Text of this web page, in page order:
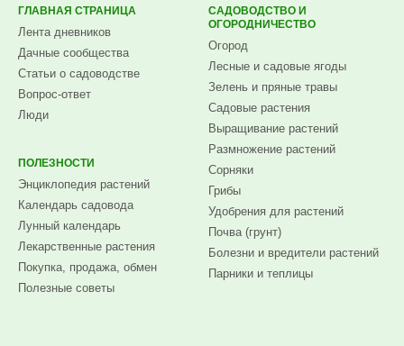
ГЛАВНАЯ СТРАНИЦА
Лента дневников
Дачные сообщества
Статьи о садоводстве
Вопрос-ответ
Люди
ПОЛЕЗНОСТИ
Энциклопедия растений
Календарь садовода
Лунный календарь
Лекарственные растения
Покупка, продажа, обмен
Полезные советы
САДОВОДСТВО И
ОГОРОДНИЧЕСТВО
Огород
Лесные и садовые ягоды
Зелень и пряные травы
Садовые растения
Выращивание растений
Размножение растений
Сорняки
Грибы
Удобрения для растений
Почва (грунт)
Болезни и вредители растений
Парники и теплицы